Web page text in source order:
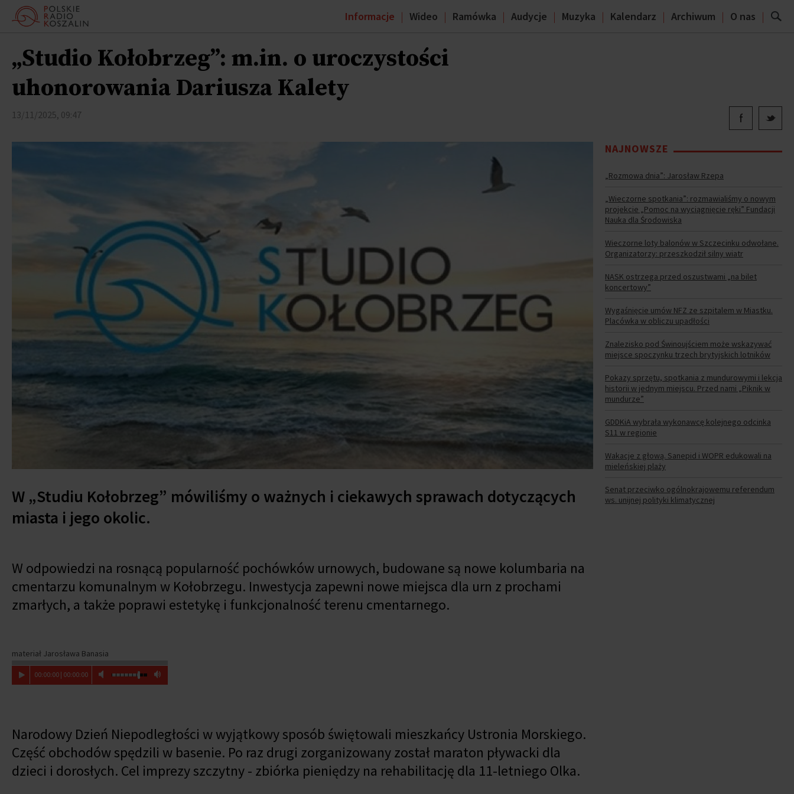
Informacje Wideo Ramówka Audycje Muzyka Kalendarz Archiwum O nas
„Studio Kołobrzeg”: m.in. o uroczystości
uhonorowania Dariusza Kalety
13/11/2025, 09:47
W „Studiu Kołobrzeg” mówiliśmy o ważnych i ciekawych sprawach dotyczących
miasta i jego okolic.
W odpowiedzi na rosnącą popularność pochówków urnowych, budowane są nowe kolumbaria na
cmentarzu komunalnym w Kołobrzegu. Inwestycja zapewni nowe miejsca dla urn z prochami
zmarłych, a także poprawi estetykę i funkcjonalność terenu cmentarnego.
materiał Jarosława Banasia
00:00:00| 00:00:00
Narodowy Dzień Niepodległości w wyjątkowy sposób świętowali mieszkańcy Ustronia Morskiego.
Część obchodów spędzili w basenie. Po raz drugi zorganizowany został maraton pływacki dla
dzieci i dorosłych. Cel imprezy szczytny - zbiórka pieniędzy na rehabilitację dla 11-letniego Olka.
NAJNOWSZE
„Rozmowa dnia”: Jarosław Rzepa
„Wieczorne spotkania”: rozmawialiśmy o nowym
projekcie „Pomoc na wyciągnięcie ręki” Fundacji
Nauka dla Środowiska
Wieczorne loty balonów w Szczecinku odwołane.
Organizatorzy: przeszkodził silny wiatr
NASK ostrzega przed oszustwami „na bilet
koncertowy”
Wygaśnięcie umów NFZ ze szpitalem w Miastku.
Placówka w obliczu upadłości
Znalezisko pod Świnoujściem może wskazywać
miejsce spoczynku trzech brytyjskich lotników
Pokazy sprzętu, spotkania z mundurowymi i lekcja
historii w jednym miejscu. Przed nami „Piknik w
mundurze”
GDDKiA wybrała wykonawcę kolejnego odcinka
S11 w regionie
Wakacje z głową. Sanepid i WOPR edukowali na
mieleńskiej plaży
Senat przeciwko ogólnokrajowemu referendum
ws. unijnej polityki klimatycznej